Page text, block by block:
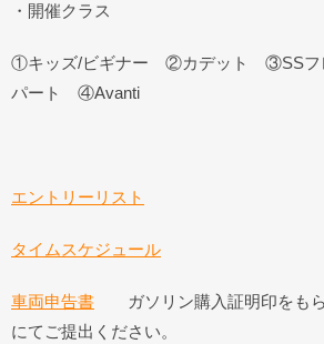
・開催クラス
①キッズ/ビギナー ②カデット ③SSフ
パート ④Avanti
エントリーリスト
タイムスケジュール
車両申告書 ガソリン購入証明印をもら
にてご提出ください。